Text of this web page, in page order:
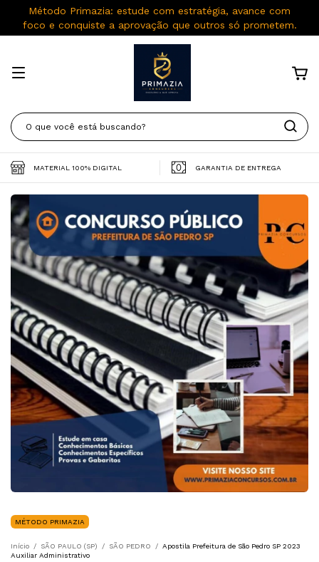
Método Primazia: estude com estratégia, avance com
foco e conquiste a aprovação que outros só prometem.
MATERIAL 100% DIGITAL GARANTIA DE ENTREGA
MÉTODO PRIMAZIA
Início / SÃO PAULO (SP) / SÃO PEDRO / Apostila Prefeitura de São Pedro SP 2023
Auxiliar Administrativo